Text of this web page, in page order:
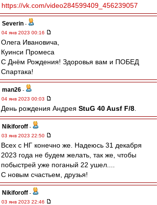
https://vk.com/video284599409_456239057
Severin -
04 янв 2023 00:16
Олега Ивановича,
Куинси Промеса
С Днём Рождения! Здоровья вам и ПОБЕД
Спартака!
man26 -
04 янв 2023 00:03
День рождения Андрея StuG 40 Ausf F/8
Nikiforoff -
03 янв 2023 22:50
Всех с НГ конечно же. Надеюсь 31 декабря
2023 года не будем желать, так же, чтобы
побыстрей уже поганый 22 ушел....
С новым счастьем, друзья!
Nikiforoff -
03 янв 2023 22:46